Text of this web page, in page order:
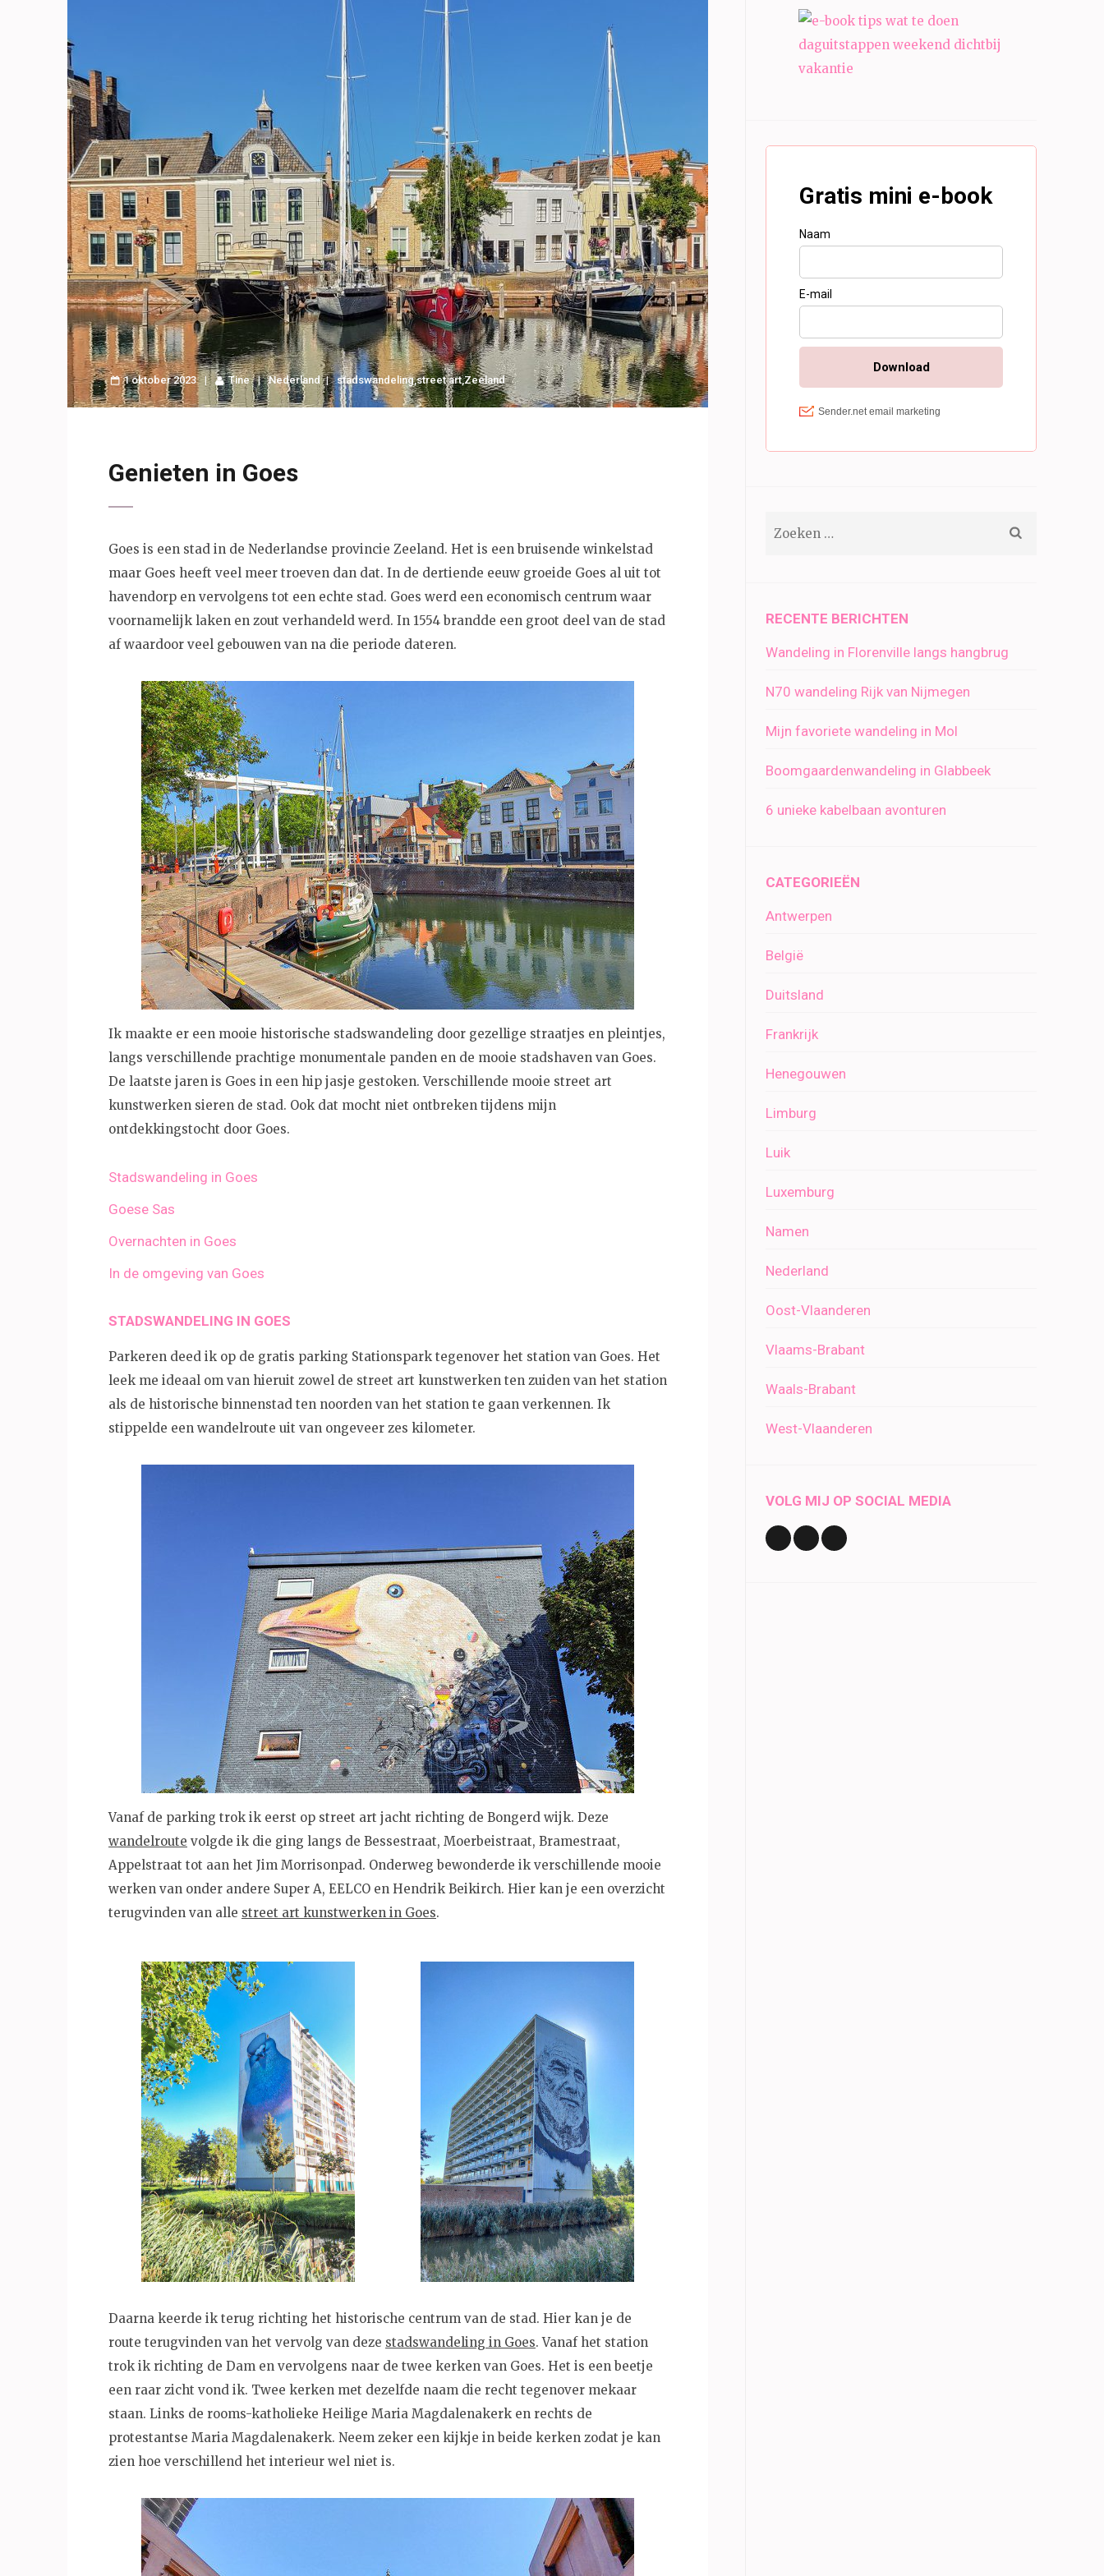
1 oktober 2023 Tine Nederland stadswandeling,street art,Zeeland
Genieten in Goes
Goes is een stad in de Nederlandse provincie Zeeland. Het is een bruisende winkelstad
maar Goes heeft veel meer troeven dan dat. In de dertiende eeuw groeide Goes al uit tot
havendorp en vervolgens tot een echte stad. Goes werd een economisch centrum waar
voornamelijk laken en zout verhandeld werd. In 1554 brandde een groot deel van de stad
af waardoor veel gebouwen van na die periode dateren.
Ik maakte er een mooie historische stadswandeling door gezellige straatjes en pleintjes,
langs verschillende prachtige monumentale panden en de mooie stadshaven van Goes.
De laatste jaren is Goes in een hip jasje gestoken. Verschillende mooie street art
kunstwerken sieren de stad. Ook dat mocht niet ontbreken tijdens mijn
ontdekkingstocht door Goes.
Stadswandeling in Goes
Goese Sas
Overnachten in Goes
In de omgeving van Goes
STADSWANDELING IN GOES
Parkeren deed ik op de gratis parking Stationspark tegenover het station van Goes. Het
leek me ideaal om van hieruit zowel de street art kunstwerken ten zuiden van het station
als de historische binnenstad ten noorden van het station te gaan verkennen. Ik
stippelde een wandelroute uit van ongeveer zes kilometer.
Vanaf de parking trok ik eerst op street art jacht richting de Bongerd wijk. Deze
wandelroute volgde ik die ging langs de Bessestraat, Moerbeistraat, Bramestraat,
Appelstraat tot aan het Jim Morrisonpad. Onderweg bewonderde ik verschillende mooie
werken van onder andere Super A, EELCO en Hendrik Beikirch. Hier kan je een overzicht
terugvinden van alle street art kunstwerken in Goes.
Daarna keerde ik terug richting het historische centrum van de stad. Hier kan je de
route terugvinden van het vervolg van deze stadswandeling in Goes. Vanaf het station
trok ik richting de Dam en vervolgens naar de twee kerken van Goes. Het is een beetje
een raar zicht vond ik. Twee kerken met dezelfde naam die recht tegenover mekaar
staan. Links de rooms-katholieke Heilige Maria Magdalenakerk en rechts de
protestantse Maria Magdalenakerk. Neem zeker een kijkje in beide kerken zodat je kan
zien hoe verschillend het interieur wel niet is.
RECENTE BERICHTEN
Wandeling in Florenville langs hangbrug
N70 wandeling Rijk van Nijmegen
Mijn favoriete wandeling in Mol
Boomgaardenwandeling in Glabbeek
6 unieke kabelbaan avonturen
CATEGORIEËN
Antwerpen
België
Duitsland
Frankrijk
Henegouwen
Limburg
Luik
Luxemburg
Namen
Nederland
Oost-Vlaanderen
Vlaams-Brabant
Waals-Brabant
West-Vlaanderen
VOLG MIJ OP SOCIAL MEDIA